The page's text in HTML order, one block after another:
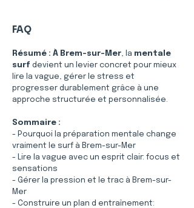
FAQ
Résumé : À Brem-sur-Mer, la mentale
surf devient un levier concret pour mieux
lire la vague, gérer le stress et
progresser durablement grâce à une
approche structurée et personnalisée.
Sommaire :
- Pourquoi la préparation mentale change
vraiment le surf à Brem-sur-Mer
- Lire la vague avec un esprit clair: focus et
sensations
- Gérer la pression et le trac à Brem-sur-
Mer
- Construire un plan d entraînement: